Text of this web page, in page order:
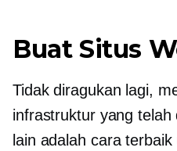
Buat Situs
Tidak diragukan lagi,
infrastruktur yang telah
lain adalah cara terbaik